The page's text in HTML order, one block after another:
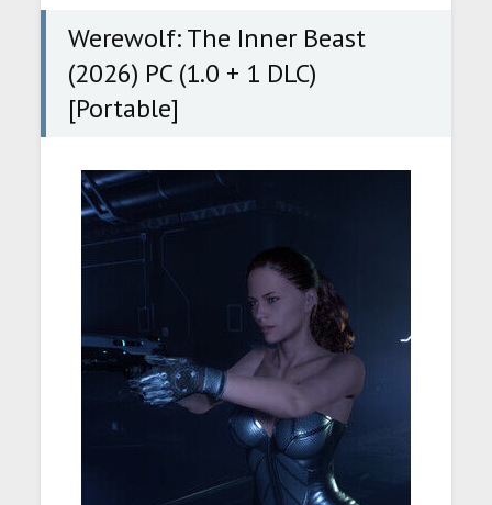
Werewolf: The Inner Beast
(2026) PC (1.0 + 1 DLC)
[Portable]